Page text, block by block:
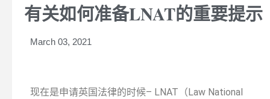
有关如何准备LNAT的重要提示
March 03, 2021
现在是申请英国法律的时候– LNAT（Law National